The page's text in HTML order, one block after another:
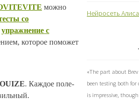
можно
со
упражнение с
которое поможет
. Каждое поле-
Нейросеть
«The part about
been testing both
is impressive,